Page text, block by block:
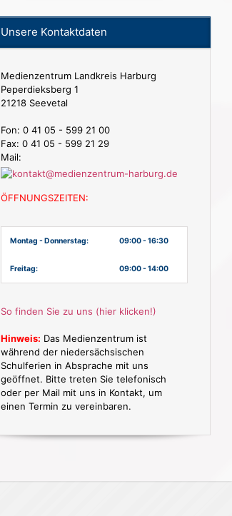
Unsere Kontaktdaten
Medienzentrum Landkreis Harburg
Peperdieksberg 1
21218 Seevetal
Fon: 0 41 05 - 599 21 00
Fax: 0 41 05 - 599 21 29
Mail:
ÖFFNUNGSZEITEN:
Montag - Donnerstag: 09:00 - 16:30
Freitag: 09:00 - 14:00
So finden Sie zu uns (hier klicken!)
Hinweis: Das Medienzentrum ist
während der niedersächsischen
Schulferien in Absprache mit uns
geöffnet. Bitte treten Sie telefonisch
oder per Mail mit uns in Kontakt, um
einen Termin zu vereinbaren.